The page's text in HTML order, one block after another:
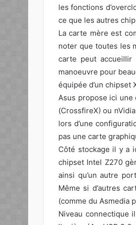
les fonctions
ce que les autres
La carte mère est
noter que toutes les
carte peut
manoeuvre pour
équipée d’un chipset
Asus propose ici une
(CrossfireX) ou
lors d’une
pas une carte
Côté stockage il y a
chipset Intel Z270
ainsi qu’un autre
Même si d’autres
(comme du Asmedia
Niveau connectique